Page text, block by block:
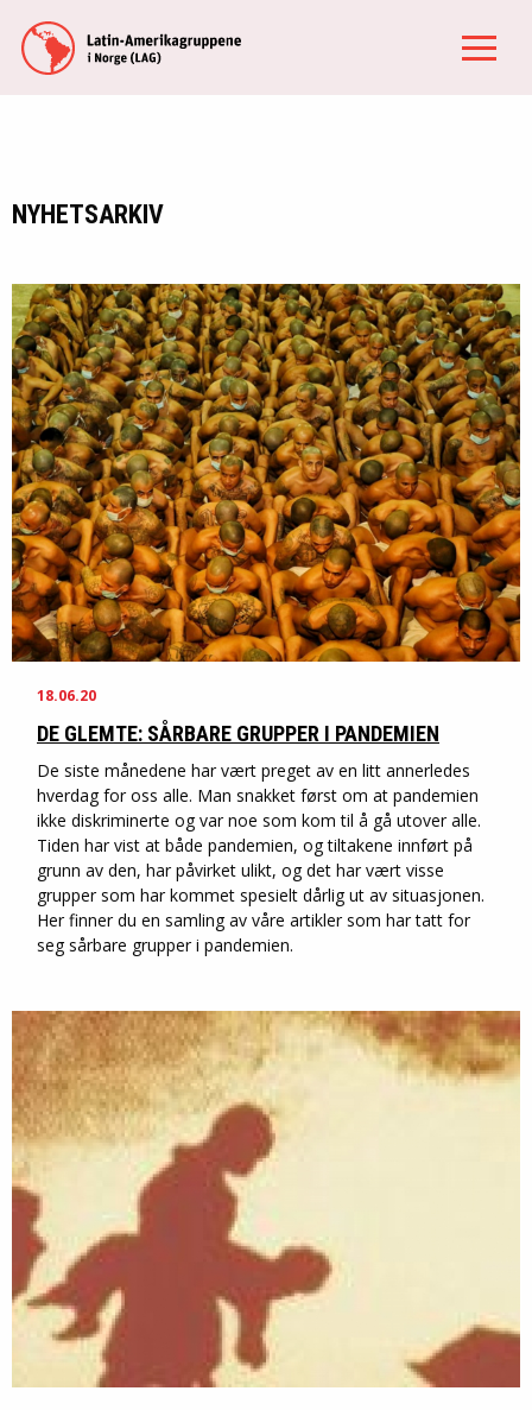
NYHETSARKIV
18.06.20
DE GLEMTE: SÅRBARE GRUPPER I PANDEMIEN
De siste månedene har vært preget av en litt annerledes
hverdag for oss alle. Man snakket først om at pandemien
ikke diskriminerte og var noe som kom til å gå utover alle.
Tiden har vist at både pandemien, og tiltakene innført på
grunn av den, har påvirket ulikt, og det har vært visse
grupper som har kommet spesielt dårlig ut av situasjonen.
Her finner du en samling av våre artikler som har tatt for
seg sårbare grupper i pandemien.